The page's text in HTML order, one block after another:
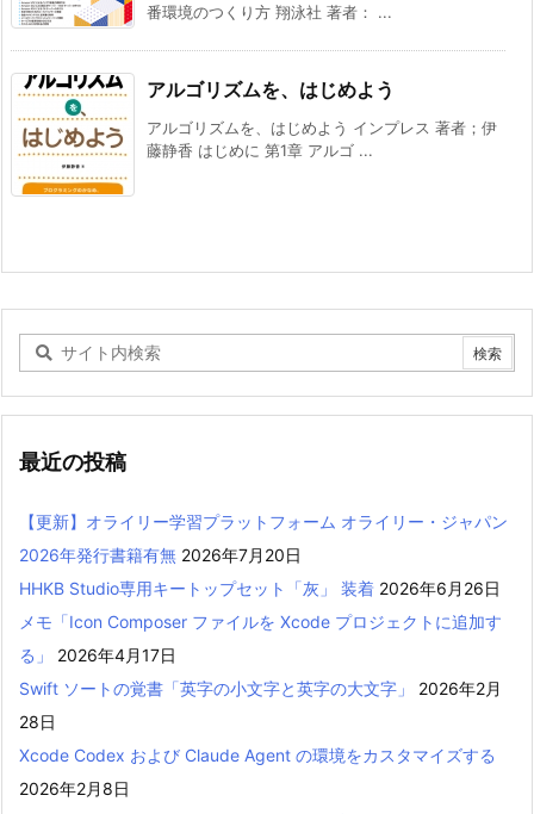
番環境のつくり方 翔泳社 著者： ...
アルゴリズムを、はじめよう
アルゴリズムを、はじめよう インプレス 著者；伊
藤静香 はじめに 第1章 アルゴ ...
最近の投稿
【更新】オライリー学習プラットフォーム オライリー・ジャパン
2026年発行書籍有無 2026年7月20日
HHKB Studio専用キートップセット「灰」 装着 2026年6月26日
メモ「Icon Composer ファイルを Xcode プロジェクトに追加す
る」
2026年4月17日
Swift ソートの覚書「英字の小文字と英字の大文字」
2026年2月
28日
Xcode Codex および Claude Agent の環境をカスタマイズする
2026年2月8日